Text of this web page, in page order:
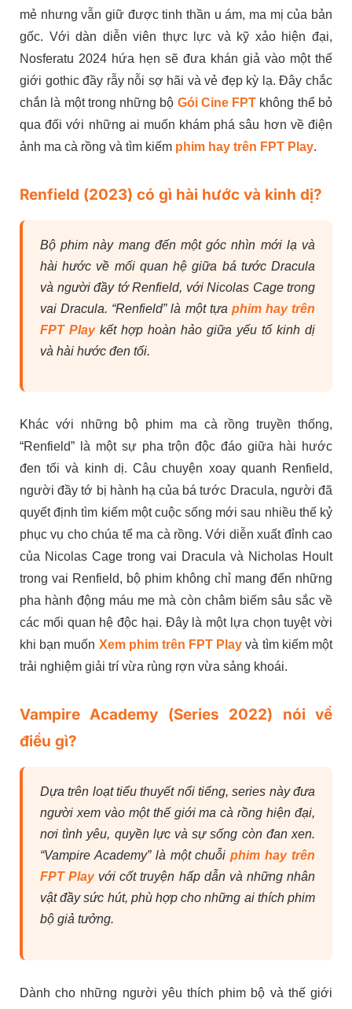
mẻ nhưng vẫn giữ được tinh thần u ám, ma mị của bản
gốc. Với dàn diễn viên thực lực và kỹ xảo hiện đại,
Nosferatu 2024 hứa hẹn sẽ đưa khán giả vào một thế
giới gothic đầy rẫy nỗi sợ hãi và vẻ đẹp kỳ lạ. Đây chắc
chắn là một trong những bộ Gói Cine FPT không thể bỏ
qua đối với những ai muốn khám phá sâu hơn về điện
ảnh ma cà rồng và tìm kiếm phim hay trên FPT Play.
Renfield (2023) có gì hài hước và kinh dị?
Bộ phim này mang đến một góc nhìn mới lạ và
hài hước về mối quan hệ giữa bá tước Dracula
và người đầy tớ Renfield, với Nicolas Cage trong
vai Dracula. “Renfield” là một tựa phim hay trên
FPT Playkết hợp hoàn hảo giữa yếu tố kinh dị
và hài hước đen tối.
Khác với những bộ phim ma cà rồng truyền thống,
“Renfield” là một sự pha trộn độc đáo giữa hài hước
đen tối và kinh dị. Câu chuyện xoay quanh Renfield,
người đầy tớ bị hành hạ của bá tước Dracula, người đã
quyết định tìm kiếm một cuộc sống mới sau nhiều thế kỷ
phục vụ cho chúa tể ma cà rồng. Với diễn xuất đỉnh cao
của Nicolas Cage trong vai Dracula và Nicholas Hoult
trong vai Renfield, bộ phim không chỉ mang đến những
pha hành động máu me mà còn châm biếm sâu sắc về
các mối quan hệ độc hại. Đây là một lựa chọn tuyệt vời
khi bạn muốn Xem phim trên FPT Play và tìm kiếm một
trải nghiệm giải trí vừa rùng rợn vừa sảng khoái.
Vampire Academy (Series 2022) nói về
điều gì?
Dựa trên loạt tiểu thuyết nổi tiếng, series này đưa
người xem vào một thế giới ma cà rồng hiện đại,
nơi tình yêu, quyền lực và sự sống còn đan xen.
“Vampire Academy” là một chuỗiphim hay trên
FPT Playvới cốt truyện hấp dẫn và những nhân
vật đầy sức hút, phù hợp cho những ai thích phim
bộ giả tưởng.
Dành cho những người yêu thích phim bộ và thế giới